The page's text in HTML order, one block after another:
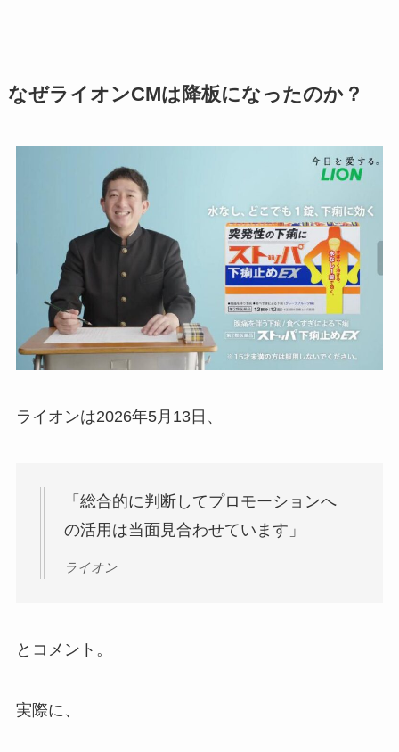
なぜライオンCMは降板になったのか？
ライオンは2026年5月13日、
「総合的に判断してプロモーションへ
の活用は当面見合わせています」
ライオン
とコメント。
実際に、